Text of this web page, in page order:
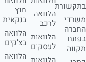
בתקשורת
משרדי
החברה
בפתח
תקווה
הלוואה
לרכב
הלוואות
לעסקים
חוץ
בנקאית
הלוואה
בצ’קים
הלוואה